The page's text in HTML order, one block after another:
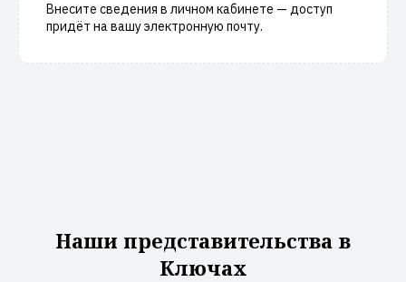
Внесите сведения в личном кабинете — доступ
придёт на вашу электронную почту.
Наши представительства в
Ключах